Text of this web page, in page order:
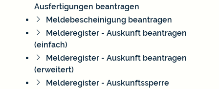
Ausfertigungen beantragen
Meldebescheinigung beantragen
Melderegister - Auskunft beantragen
(einfach)
Melderegister - Auskunft beantragen
(erweitert)
Melderegister - Auskunftssperre